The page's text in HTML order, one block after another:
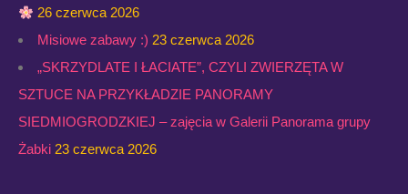
26 czerwca 2026
Misiowe zabawy :) 23 czerwca 2026
„SKRZYDLATE I ŁACIATE”, CZYLI ZWIERZĘTA W
SZTUCE NA PRZYKŁADZIE PANORAMY
SIEDMIOGRODZKIEJ – zajęcia w Galerii Panorama grupy
Żabki 23 czerwca 2026